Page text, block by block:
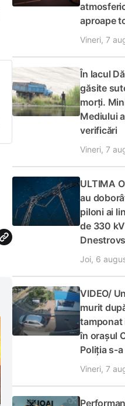
aproape
Vineri, 7
În lacul
găsite
morți.
Mediului
verificări
Vineri, 7
ULTIMA
au
piloni ai
de 330
Joi, 6
VIDEO/
murit
în orașul
Poliția s-
Vineri, 7